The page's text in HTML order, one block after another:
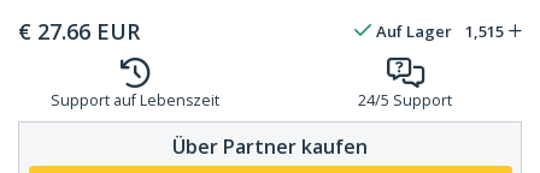
€ 27.66 EUR Auf Lager 1,515
Support auf Lebenszeit 24/5 Support
Über Partner kaufen